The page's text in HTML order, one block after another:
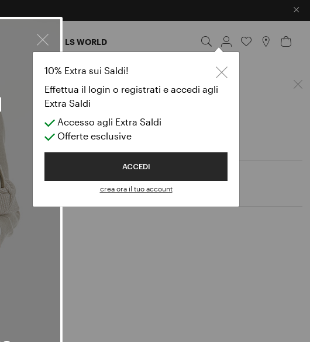
10% Extra sui Saldi!
Effettua il login o registrati e accedi agli
Extra Saldi
Accesso agli Extra Saldi
Offerte esclusive
ACCEDI
crea ora il tuo account
×
ACCESSORI LS WORLD